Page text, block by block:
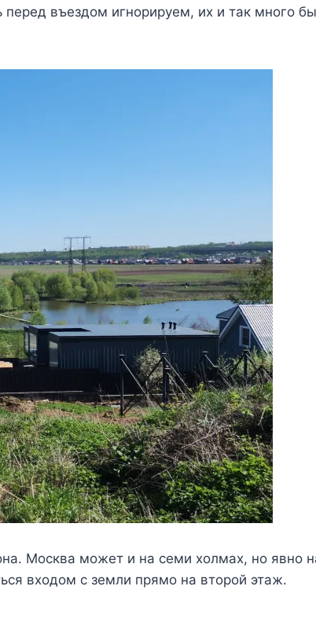
въездом игнорируем, их и так много
Москва может и на семи холмах, но явно
входом с земли прямо на второй этаж.